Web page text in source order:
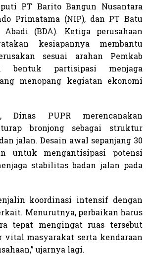
PT Barito Bangun Nusantara
Primatama (NIP), dan PT Batu
(BDA). Ketiga perusahaan
kesiapannya membantu
sesuai arahan Pemkab
bentuk partisipasi menjaga
menopang kegiatan ekonomi
Dinas PUPR merencanakan
turap bronjong sebagai struktur
jalan. Desain awal sepanjang 30
untuk mengantisipasi potensi
stabilitas badan jalan pada
koordinasi intensif dengan
Menurutnya, perbaikan harus
tepat mengingat ruas tersebut
vital masyarakat serta kendaraan
ujarnya lagi.